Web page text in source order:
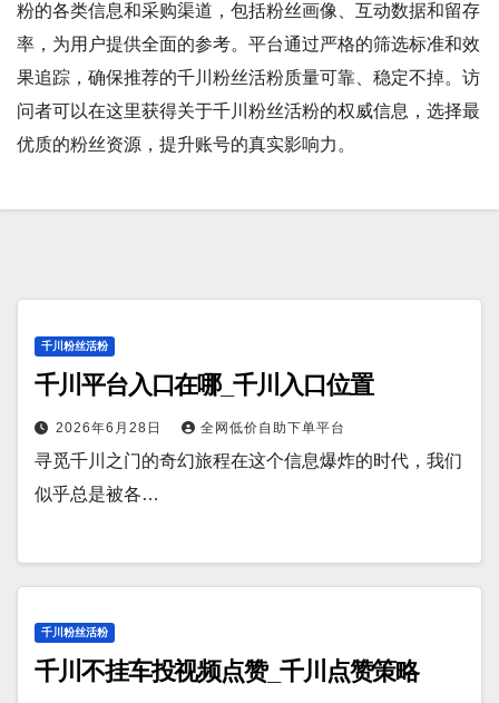
粉的各类信息和采购渠道，包括粉丝画像、互动数据和留存
率，为用户提供全面的参考。平台通过严格的筛选标准和效
果追踪，确保推荐的千川粉丝活粉质量可靠、稳定不掉。访
问者可以在这里获得关于千川粉丝活粉的权威信息，选择最
优质的粉丝资源，提升账号的真实影响力。
千川粉丝活粉
千川平台入口在哪_千川入口位置
2026年6月28日 全网低价自助下单平台
寻觅千川之门的奇幻旅程在这个信息爆炸的时代，我们
似乎总是被各…
千川粉丝活粉
千川不挂车投视频点赞_千川点赞策略